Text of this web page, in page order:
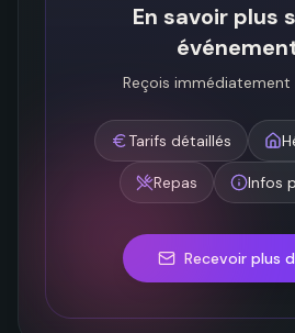
En savoir plus
Reçois immédiatement
Tarifs détaillés
Repas Infos
Recevoir plus